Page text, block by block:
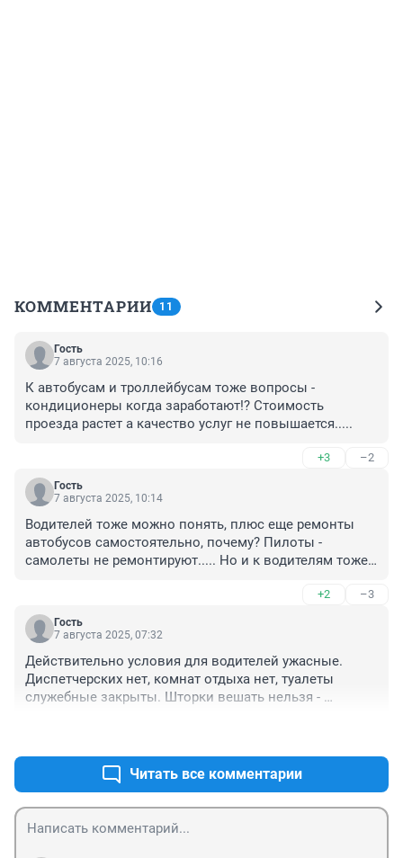
КОММЕНТАРИИ 11
Гость
7 августа 2025, 10:16
К автобусам и троллейбусам тоже вопросы -
кондиционеры когда заработают!? Стоимость
проезда растет а качество услуг не повышается.....
+3 –2
Гость
7 августа 2025, 10:14
Водителей тоже можно понять, плюс еще ремонты
автобусов самостоятельно, почему? Пилоты -
самолеты не ремонтируют..... Но и к водителям тоже
разговоров по телефону во время движения, курения,
не внимательность к пассажирам ( к примеру люди
бегут к автобусу а перед их носом закрывают двери) и
+2 –3
Гость
7 августа 2025, 07:32
Действительно условия для водителей ужасные.
Диспетчерских нет, комнат отдыха нет, туалеты
служебные закрыты. Шторки вешать нельзя -
зарплатой пойдёт работать?Читать все комментарии